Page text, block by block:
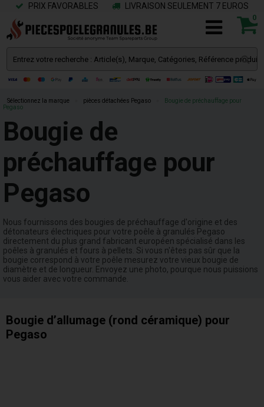
PRIX FAVORABLES LIVRAISON SEULEMENT 7 EUROS
0
Sélectionnez la marque pièces détachées Pegaso
Bougie de préchauffage pour
Pegaso
Bougie de
préchauffage pour
Pegaso
Nous fournissons des bougies de préchauffage d'origine et des
détonateurs électriques pour votre poêle à granulés Pegaso
directement du plus grand fabricant européen spécialisé dans les
poêles à granulés et fours à pellets. Si vous n'êtes pas sûr que la
bougie correspond à votre poêle mesurez votre vieux bougie de
diamètre et de longueur. Envoyez une photo, pourque nous puissions
vous aider avec votre commande.
Bougie d’allumage (rond céramique) pour
Pegaso